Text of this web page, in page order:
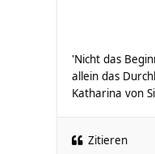
'Nicht das
allein das
Katharina von
Zitieren